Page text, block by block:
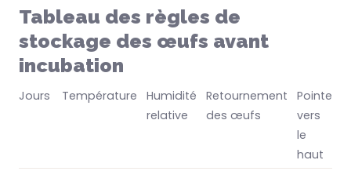
Tableau des règles de
stockage des œufs avant
incubation
Jours Température
Humidité
relative
Retournement
des œufs
Pointe
vers
le
haut